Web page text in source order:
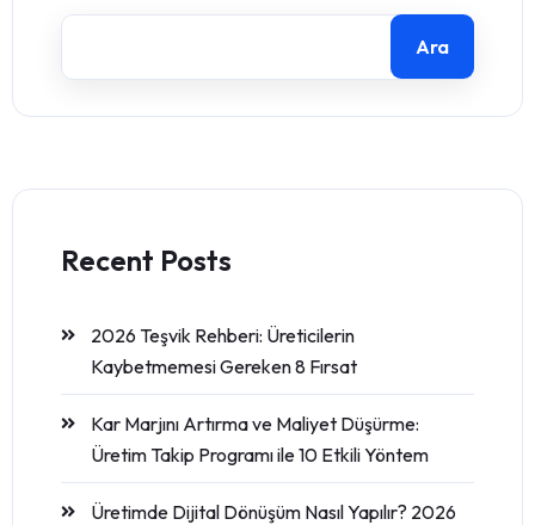
Ara
Recent Posts
2026 Teşvik Rehberi: Üreticilerin
Kaybetmemesi Gereken 8 Fırsat
Kar Marjını Artırma ve Maliyet Düşürme:
Üretim Takip Programı ile 10 Etkili Yöntem
Üretimde Dijital Dönüşüm Nasıl Yapılır? 2026